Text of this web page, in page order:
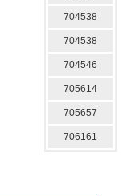
704538
704538
704546
705614
705657
706161